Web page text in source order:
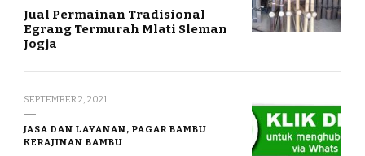
Jual Permainan Tradisional
Egrang Termurah Mlati Sleman
Jogja
SEPTEMBER 2, 2021
JASA DAN LAYANAN, PAGAR BAMBU
KERAJINAN BAMBU